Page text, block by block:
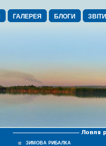
ГАЛЕРЕЯ БЛОГИ ЗВІТИ
ЗИМОВА РИБАЛКА